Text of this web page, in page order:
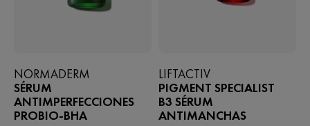
NORMADERM
SÉRUM
ANTIMPERFECCIONES
PROBIO-BHA
LIFTACTIV
PIGMENT SPECIALIST
B3 SÉRUM
ANTIMANCHAS